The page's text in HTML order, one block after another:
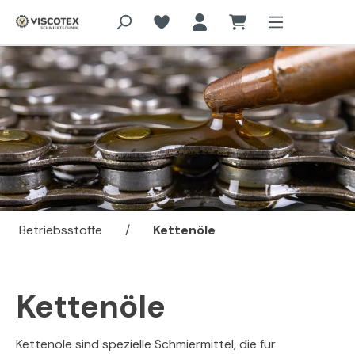
Zum Hauptinhalt springen
Betriebsstoffe / Kettenöle
Kettenöle
Kettenöle sind spezielle Schmiermittel, die für